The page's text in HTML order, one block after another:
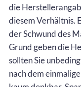
die
diesem Verhältnis.
der Schwund des
Grund geben die
sollten Sie
nach dem